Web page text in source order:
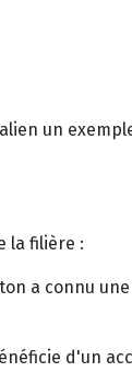
un
la filière :
a connu
d'un